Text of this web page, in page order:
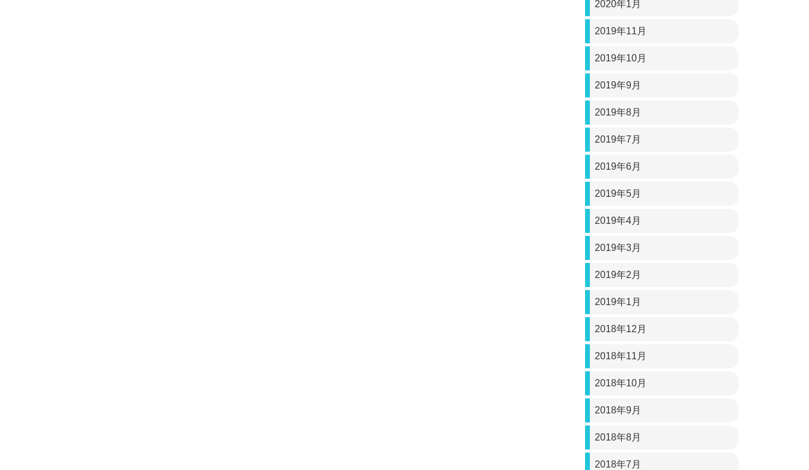
2020年1月
2019年11月
2019年10月
2019年9月
2019年8月
2019年7月
2019年6月
2019年5月
2019年4月
2019年3月
2019年2月
2019年1月
2018年12月
2018年11月
2018年10月
2018年9月
2018年8月
2018年7月